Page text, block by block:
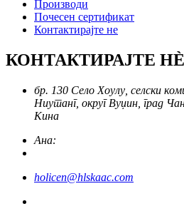
Производи
Почесен сертификат
Контактирајте не
КОНТАКТИРАЈТЕ НÈ
бр. 130 Село Хоулу, селски
Ниутанг, округ Вуџин, град
Кина
Ана:
holicen@hlskaac.com